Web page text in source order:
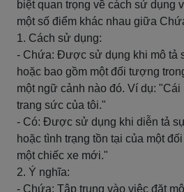
biệt quan trọng về cách sử dụng
một số điểm khác nhau giữa
1. Cách sử dụng:
- Chứa: Được sử dụng khi mô tả
hoặc bao gồm một đối tượng
một ngữ cảnh nào đó. Ví dụ:
trang sức của tôi."
- Có: Được sử dụng khi diễn tả
hoặc tình trạng tồn tại của một
một chiếc xe mới."
2. Ý nghĩa:
- Chứa: Tập trung vào việc đặt